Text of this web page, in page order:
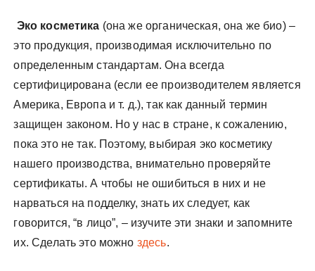
Эко косметика (она же органическая, она же био) –
это продукция, производимая исключительно по
определенным стандартам. Она всегда
сертифицирована (если ее производителем является
Америка, Европа и т. д.), так как данный термин
защищен законом. Но у нас в стране, к сожалению,
пока это не так. Поэтому, выбирая эко косметику
нашего производства, внимательно проверяйте
сертификаты. А чтобы не ошибиться в них и не
нарваться на подделку, знать их следует, как
говорится, “в лицо”, – изучите эти знаки и запомните
их. Сделать это можно здесь.